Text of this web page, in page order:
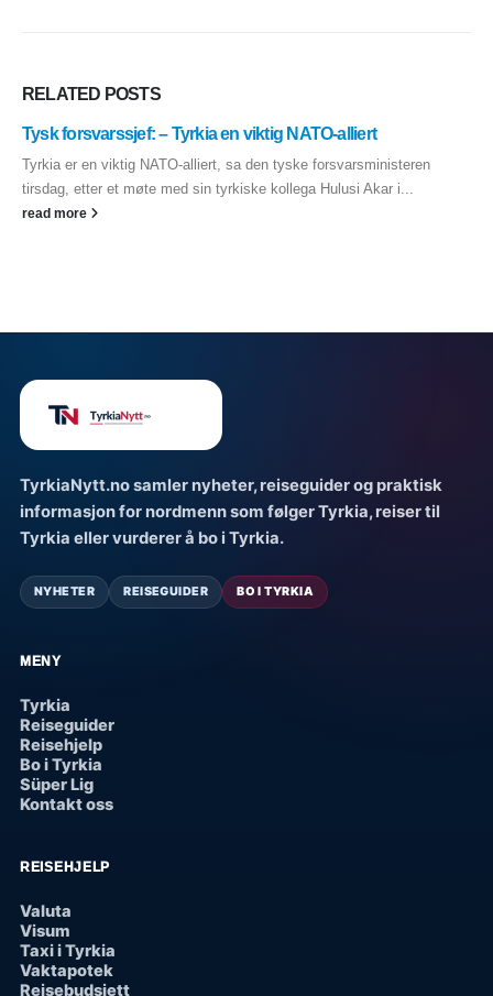
RELATED POSTS
Tysk forsvarssjef: – Tyrkia en viktig NATO-alliert
Tyrkia er en viktig NATO-alliert, sa den tyske forsvarsministeren
tirsdag, etter et møte med sin tyrkiske kollega Hulusi Akar i...
read more
TyrkiaNytt.no samler nyheter, reiseguider og praktisk
informasjon for nordmenn som følger Tyrkia, reiser til
Tyrkia eller vurderer å bo i Tyrkia.
NYHETER REISEGUIDER BO I TYRKIA
MENY
Tyrkia
Reiseguider
Reisehjelp
Bo i Tyrkia
Süper Lig
Kontakt oss
REISEHJELP
Valuta
Visum
Taxi i Tyrkia
Vaktapotek
Reisebudsjett